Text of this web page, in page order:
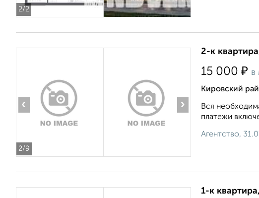
2/2
2/9
‹ ›
2-к
15 000 ₽ в
Кировский
Вся
платежи
Агентство,
1-к